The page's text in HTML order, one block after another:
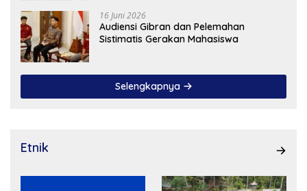
16 Juni 2026
Audiensi Gibran dan Pelemahan
Sistimatis Gerakan Mahasiswa
Selengkapnya
Etnik